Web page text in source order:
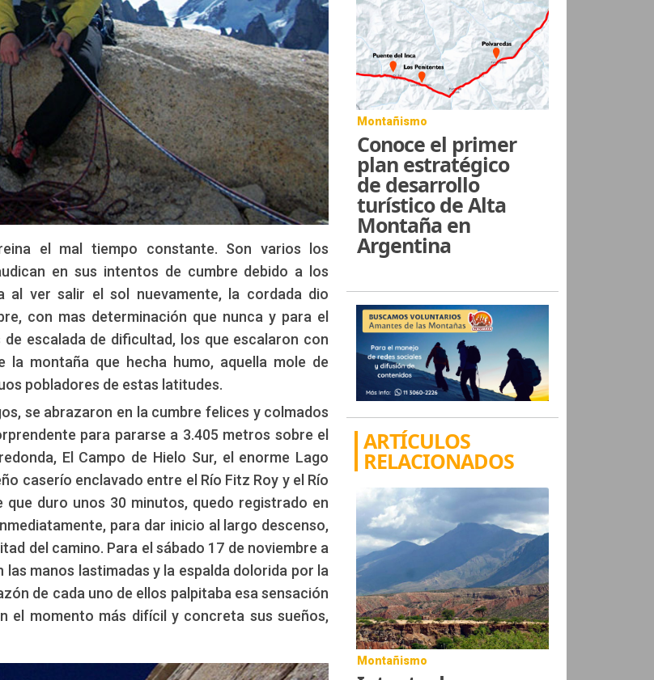
el mal tiempo constante. Son varios los
en sus intentos de cumbre debido a los
ver salir el sol nuevamente, la cordada dio
con mas determinación que nunca y para el
escalada de dificultad, los que escalaron con
montaña que hecha humo, aquella mole de
pobladores de estas latitudes.
se abrazaron en la cumbre felices y colmados
para pararse a 3.405 metros sobre el
El Campo de Hielo Sur, el enorme Lago
caserío enclavado entre el Río Fitz Roy y el Río
duro unos 30 minutos, quedo registrado en
para dar inicio al largo descenso,
del camino. Para el sábado 17 de noviembre a
manos lastimadas y la espalda dolorida por la
de cada uno de ellos palpitaba esa sensación
el momento más difícil y concreta sus sueños,
Montañismo
Conoce el primer
plan estratégico
de desarrollo
turístico de Alta
Montaña en
Argentina
ARTÍCULOS
RELACIONADOS
Montañismo